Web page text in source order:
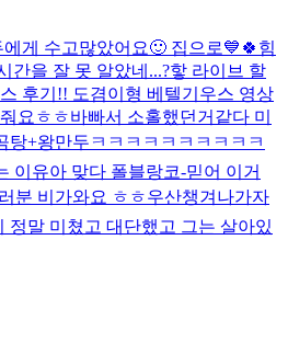
게 수고많았어요🙂 집으로💙 🍀힘
간을 잘 못 알았네...?핳 라이브 할
후기!! 도겸이형 베텔기우스 영상
요ㅎㅎ바빠서 소홀했던거같다 미
탕+왕만두 ㅋㅋㅋㅋㅋㅋㅋㅋㅋㅋ
이유아 맞다 폴블랑코-믿어 이거
분 비가와요 ㅎㅎ우산챙겨나가자
정말 미쳤고 대단했고 그는 살아있